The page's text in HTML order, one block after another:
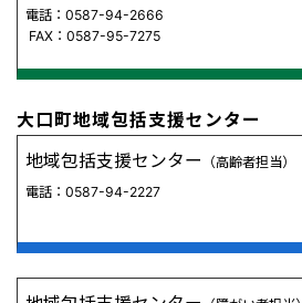
電話：0587-94-2666
FAX：0587-95-7275
大口町地域包括支援センター
地域包括支援センター
（高齢者担当）
電話：0587-94-2227